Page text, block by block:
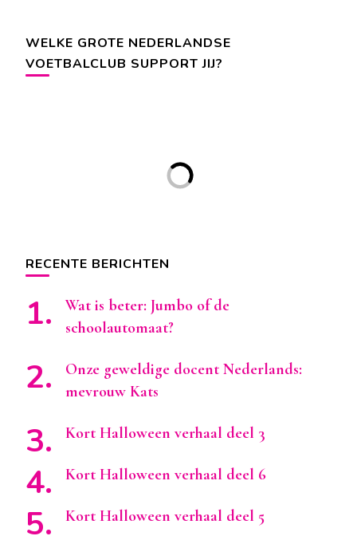
WELKE GROTE NEDERLANDSE
VOETBALCLUB SUPPORT JIJ?
RECENTE BERICHTEN
Wat is beter: Jumbo of de
schoolautomaat?
Onze geweldige docent Nederlands:
mevrouw Kats
Kort Halloween verhaal deel 3
Kort Halloween verhaal deel 6
Kort Halloween verhaal deel 5